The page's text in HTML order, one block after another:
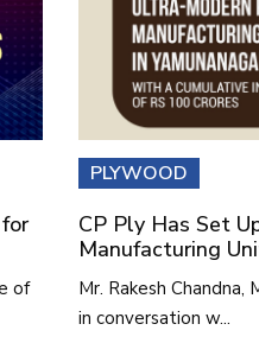
of
PLYWOOD
CP Ply Has Set
Manufacturing
Mr. Rakesh Chandna,
in conversation w...